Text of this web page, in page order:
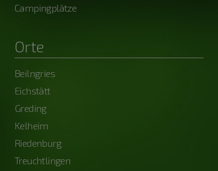
Campingplätze
Orte
Beilngries
Eichstätt
Greding
Kelheim
Riedenburg
Treuchtlingen